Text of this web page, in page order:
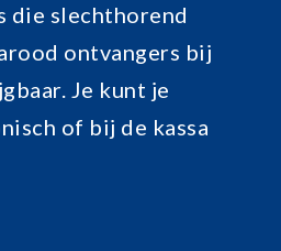
die slechthorend
ontvangers bij
Je kunt je
of bij de kassa